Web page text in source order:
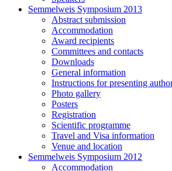
Semmelweis Symposium 2013
Abstract submission
Accommodation
Award recipients
Committees and contacts
Downloads
General information
Instructions for presenting
Photo gallery
Posters
Registration
Scientific programme
Travel and Visa information
Venue and location
Semmelweis Symposium 2012
Accommodation